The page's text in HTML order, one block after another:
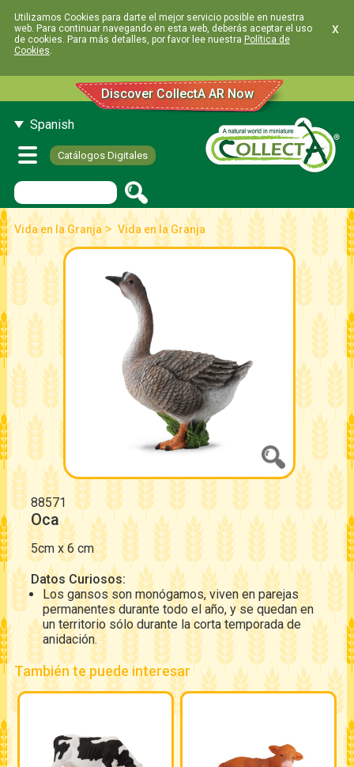
Utilizamos Cookies para darte el mejor servicio posible en nuestra
web. Para continuar navegando en esta web, deberás aceptar el uso
de cookies. Para más detalles, por favor lee nuestra Política de
Cookies.
x
Discover CollectA AR Now
Spanish
Catálogos Digitales
Vida en la Granja> Vida en la Granja
88571
Oca
5cm x 6 cm
Datos Curiosos:
Los gansos son monógamos, viven en parejas
permanentes durante todo el año, y se quedan en
un territorio sólo durante la corta temporada de
anidación.
También te puede interesar